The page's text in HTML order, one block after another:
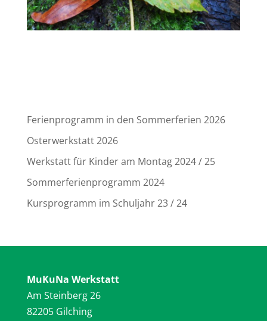
Ferienprogramm in den Sommerferien 2026
Osterwerkstatt 2026
Werkstatt für Kinder am Montag 2024 / 25
Sommerferienprogramm 2024
Kursprogramm im Schuljahr 23 / 24
MuKuNa Werkstatt
Am Steinberg 26
82205 Gilching